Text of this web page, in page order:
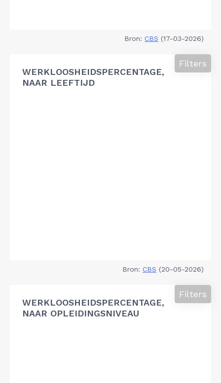
Bron: CBS (17-03-2026)
WERKLOOSHEIDSPERCENTAGE,
NAAR LEEFTIJD
Filters
Bron: CBS (20-05-2026)
WERKLOOSHEIDSPERCENTAGE,
NAAR OPLEIDINGSNIVEAU
Filters